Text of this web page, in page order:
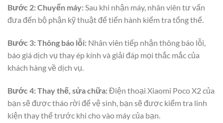
Bước 2:Chuyển máy:Sau khi nhận máy, nhân viên tư vấn
đưa đến bộ phận kỹ thuật để tiến hành kiểm tra tổng thể.
Bước 3:Thông báo lỗi: Nhân viên tiếp nhận thông báo lỗi,
báo giá dịch vụ thay ép kính và giải đáp mọi thắc mắc của
khách hàng về dịch vụ.
Bước 4:Thay thế, sửa chữa:Điện thoại Xiaomi Poco X2 của
bạn sẽ được tháo rời để vệ sinh, bạn sẽ được kiểm tra linh
kiện thay thế trước khi cho vào máy của bạn.